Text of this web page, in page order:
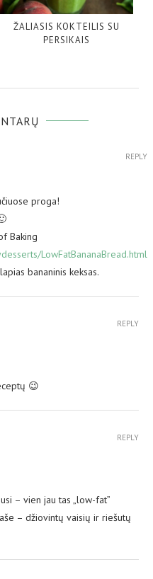
ŽALIASIS KOKTEILIS SU
PERSIKAIS
proga!
Baking
LowFatBananaBread.html
bananinis keksas.
REPLY
😉
REPLY
– vien jau tas „low-fat”
– džiovintų vaisių ir riešutų
REPLY